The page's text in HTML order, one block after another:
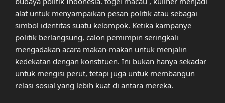
alat untuk menyampaikan pesan politik atau sebagai
simbol identitas suatu kelompok. Ketika kampanye
politik berlangsung, calon pemimpin seringkali
mengadakan acara makan-makan untuk menjalin
kedekatan dengan konstituen. Ini bukan hanya sekadar
untuk mengisi perut, tetapi juga untuk membangun
relasi sosial yang lebih kuat di antara mereka.